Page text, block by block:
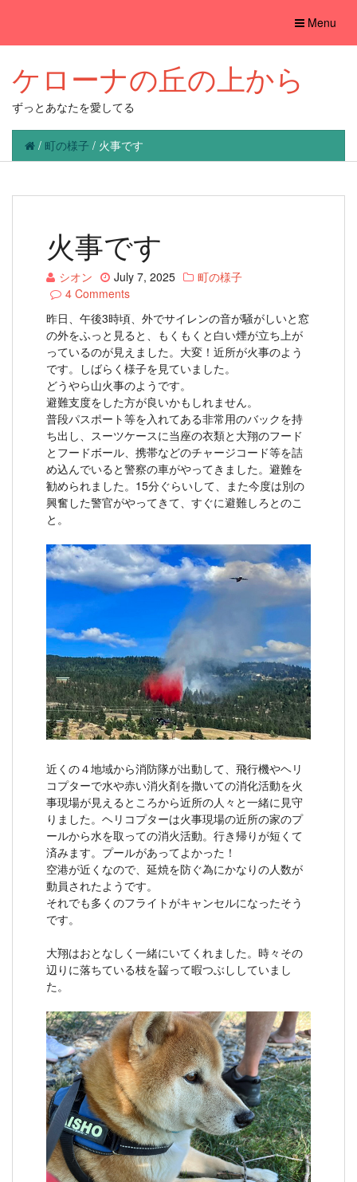
Toggle
Menu
ケローナの丘の上から
ずっとあなたを愛してる
/ 町の様子 / 火事です
火事です
シオン July 7, 2025
町の様子
4 Comments
昨日、午後3時頃、外でサイレンの音が騒がしいと窓
の外をふっと見ると、もくもくと白い煙が立ち上が
っているのが見えました。大変！近所が火事のよう
です。しばらく様子を見ていました。
どうやら山火事のようです。
避難支度をした方が良いかもしれません。
普段パスポート等を入れてある非常用のバックを持
ち出し、スーツケースに当座の衣類と大翔のフード
とフードボール、携帯などのチャージコード等を詰
め込んでいると警察の車がやってきました。避難を
勧められました。15分ぐらいして、また今度は別の
興奮した警官がやってきて、すぐに避難しろとのこ
と。
近くの４地域から消防隊が出動して、飛行機やヘリ
コプターで水や赤い消火剤を撒いての消化活動を火
事現場が見えるところから近所の人々と一緒に見守
りました。ヘリコプターは火事現場の近所の家のプ
ールから水を取っての消火活動。行き帰りが短くて
済みます。プールがあってよかった！
空港が近くなので、延焼を防ぐ為にかなりの人数が
動員されたようです。
それでも多くのフライトがキャンセルになったそう
です。
大翔はおとなしく一緒にいてくれました。時々その
辺りに落ちている枝を齧って暇つぶししていまし
た。